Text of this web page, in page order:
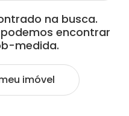
na busca.
encontrar
medida.
imóvel